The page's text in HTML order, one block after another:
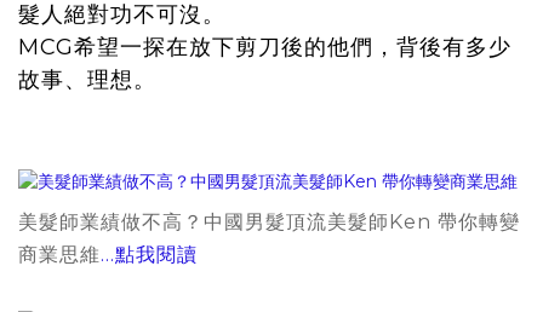
髮人絕對功不可沒。
MCG希望一探在放下剪刀後的他們，背後有多少
故事、理想。
美髮師業績做不高？中國男髮頂流美髮師Ken 帶你轉變
商業思維...點我閱讀